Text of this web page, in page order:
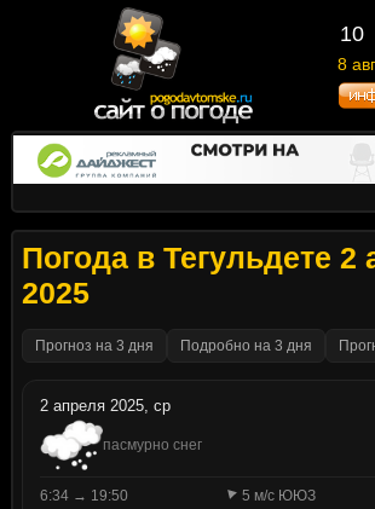
10
8
Погода в Тегульдете 2
2025
Прогноз на 3 дня Подробно на 3 дня
2 апреля 2025, ср
пасмурно снег
6:34 → 19:50
5 м/с ЮЮЗ